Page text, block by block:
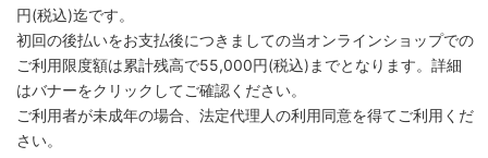
円(税込)迄です。
初回の後払いをお支払後につきましての当オンラインショップでの
ご利用限度額は累計残高で55,000円(税込)までとなります。詳細
はバナーをクリックしてご確認ください。
ご利用者が未成年の場合、法定代理人の利用同意を得てご利用くだ
さい。